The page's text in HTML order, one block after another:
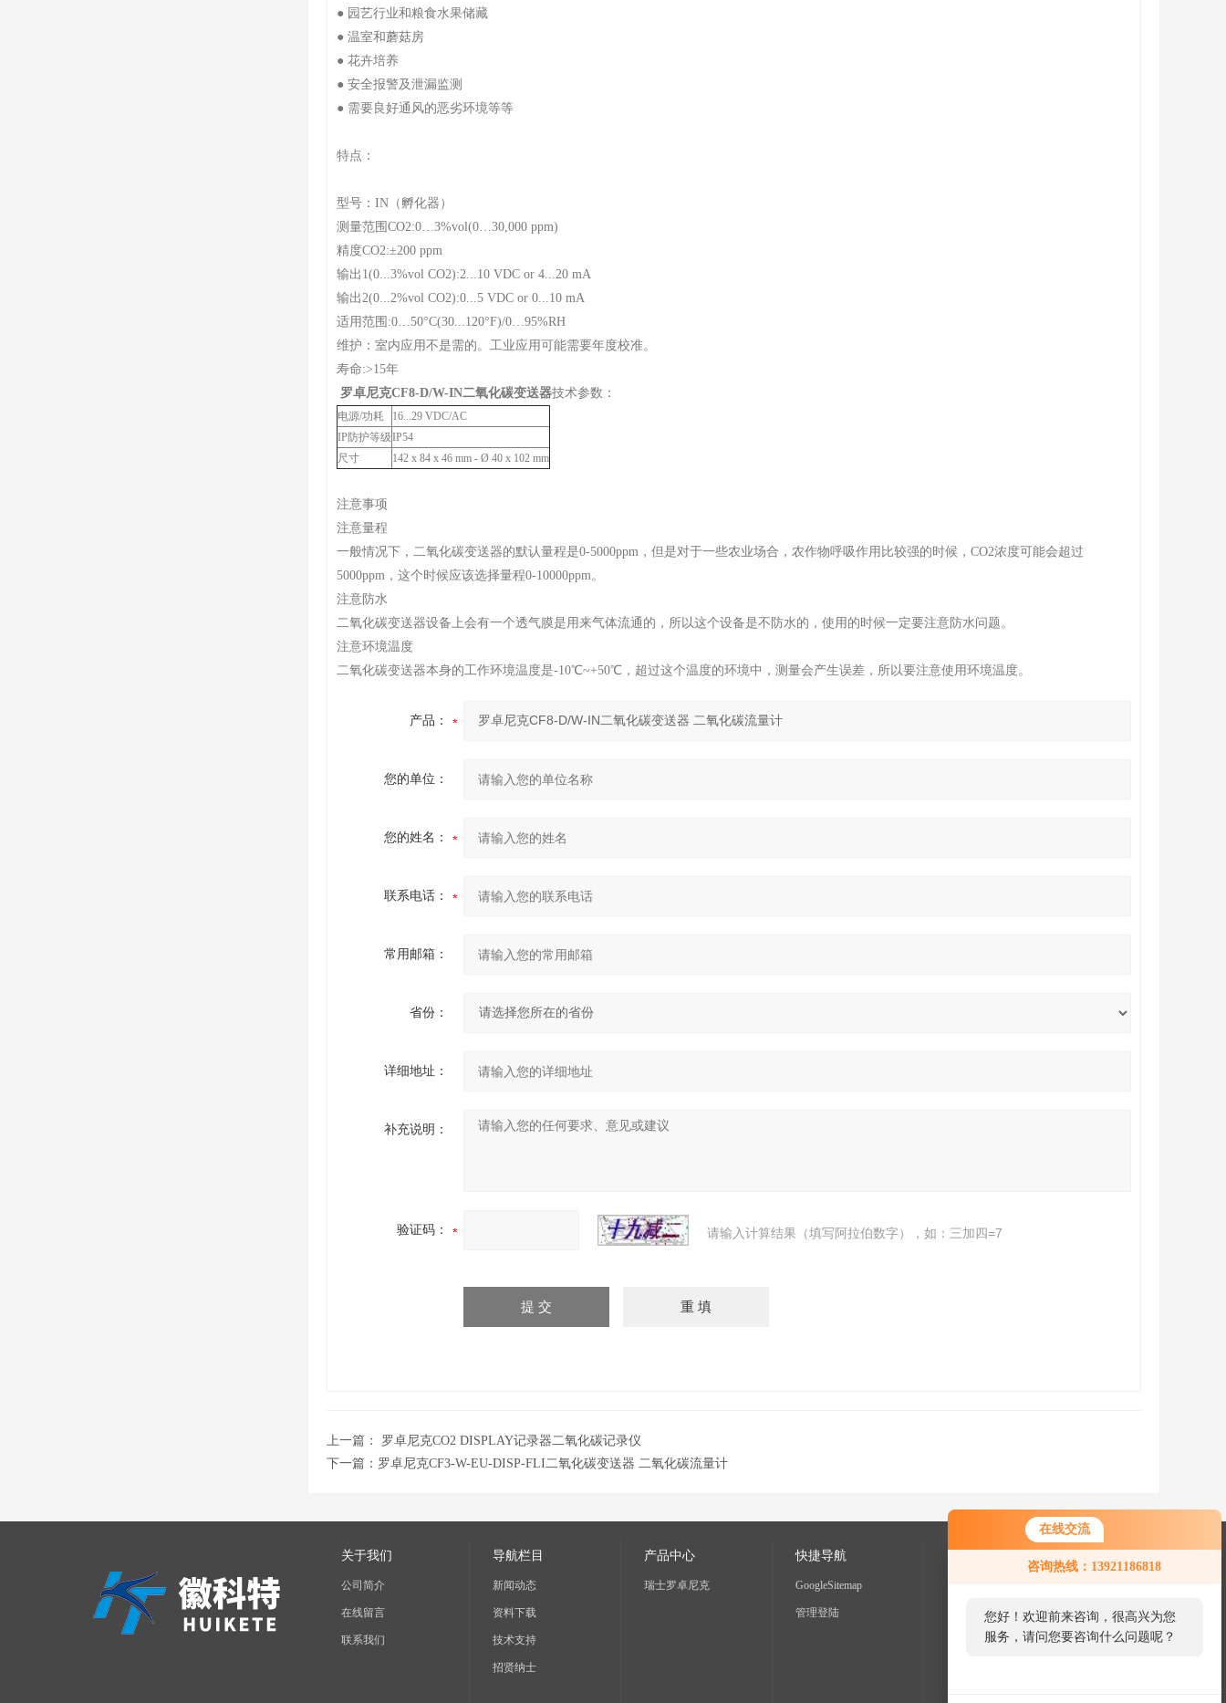
在线交流
咨询热线：13921186818
您好！欢迎前来咨询，很高兴为您
服务，请问您要咨询什么问题呢？
● 园艺行业和粮食水果储藏
● 温室和蘑菇房
● 花卉培养
● 安全报警及泄漏监测
● 需要良好通风的恶劣环境等等
特点：
型号：IN（孵化器）
测量范围CO2:0…3%vol(0…30,000 ppm)
精度CO2:±200 ppm
输出1(0...3%vol CO2):2...10 VDC or 4...20 mA
输出2(0...2%vol CO2):0...5 VDC or 0...10 mA
适用范围:0…50°C(30...120°F)/0…95%RH
维护：室内应用不是需的。工业应用可能需要年度校准。
寿命:>15年
罗卓尼克CF8-D/W-IN二氧化碳变送器技术参数：
电源/功耗
16...29 VDC/AC
IP防护等级IP54
尺寸
142 x 84 x 46 mm - Ø 40 x 102 mm
注意事项
注意量程
一般情况下，二氧化碳变送器的默认量程是0-5000ppm，但是对于一些农业场合，农作物呼吸作用比较强的时候，CO2浓度可能会超过
5000ppm，这个时候应该选择量程0-10000ppm。
注意防水
二氧化碳变送器设备上会有一个透气膜是用来气体流通的，所以这个设备是不防水的，使用的时候一定要注意防水问题。
注意环境温度
二氧化碳变送器本身的工作环境温度是-10℃~+50℃，超过这个温度的环境中，测量会产生误差，所以要注意使用环境温度。
产品：
您的单位：
您的姓名：
联系电话：
常用邮箱：
省份：
详细地址：
补充说明：
验证码： 请输入计算结果（填写阿拉伯数字），如：三加四=7
上一篇： 罗卓尼克CO2 DISPLAY记录器二氧化碳记录仪
下一篇： 罗卓尼克CF3-W-EU-DISP-FLI二氧化碳变送器 二氧化碳流量计
关于我们
公司简介
在线留言
联系我们
导航栏目
新闻动态
资料下载
技术支持
招贤纳士
产品中心
瑞士罗卓尼克
快捷导航
GoogleSitemap
管理登陆